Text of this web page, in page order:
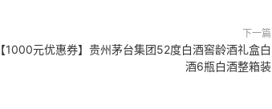
下一篇
【1000元优惠券】贵州茅台集团52度白酒窖龄酒礼盒白
酒6瓶白酒整箱装